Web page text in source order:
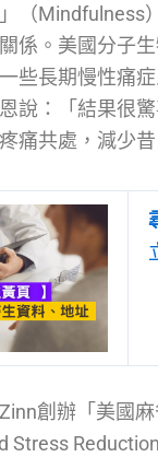
」（
係。美國分子
些長期慢性痛
說：「結果很
痛共處，減少
創辦「美國
Stress